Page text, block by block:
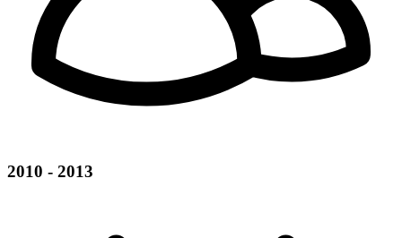
2010 - 2013